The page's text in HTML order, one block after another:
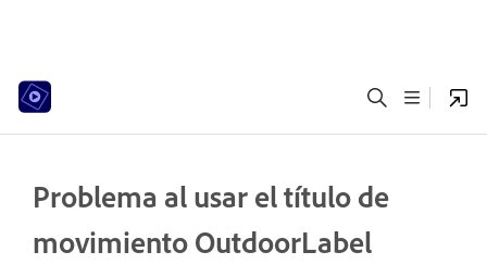
Problema al usar el título de
movimiento OutdoorLabel